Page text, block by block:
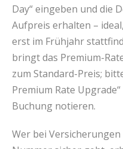
Day“ eingeben und die
Aufpreis erhalten –
erst im Frühjahr
bringt das Premium-
zum Standard-Preis;
Premium Rate
Buchung notieren.
Wer bei